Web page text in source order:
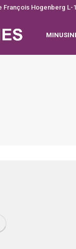
François Hogenberg L-